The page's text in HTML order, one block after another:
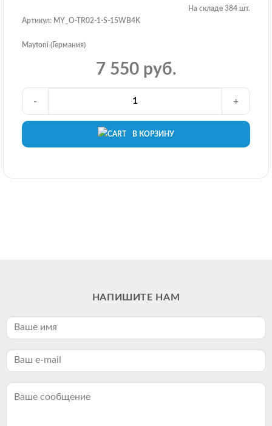
На складе 384 шт.
Артикул: MY_O-TR02-1-S-15WB4K
Maytoni (Германия)
7 550 руб.
В КОРЗИНУ
- +
НАПИШИТЕ НАМ